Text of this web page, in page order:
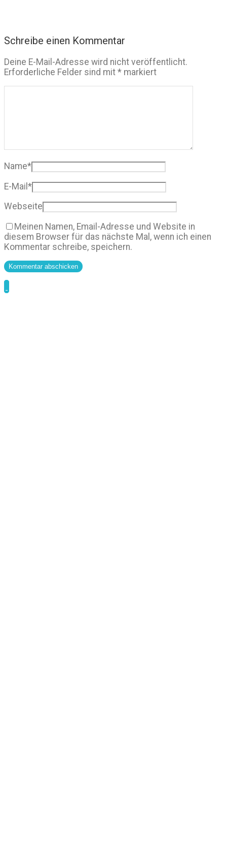
Schreibe einen Kommentar
Deine E-Mail-Adresse wird nicht veröffentlicht.
Erforderliche Felder sind mit * markiert
Name*
E-Mail *
Webseite
Meinen Namen, Email-Adresse und Website in
diesem Browser für das nächste Mal, wenn ich einen
Kommentar schreibe, speichern.